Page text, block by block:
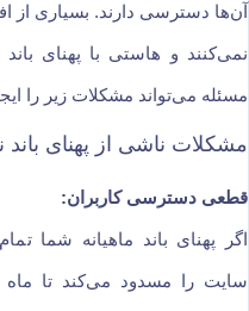
آن‌ها دسترسی دارند. بسیاری از
نمی‌کنند و هاستی با پهنای
مسئله می‌تواند مشکلات زیر را
مشکلات ناشی از پهنای باند
قطعی دسترسی کاربران:
اگر پهنای باند ماهیانه شما
سایت را مسدود می‌کند تا ماه